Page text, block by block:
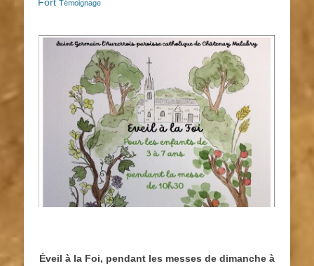
Témoignage
Éveil à la Foi, pendant les messes de dimanche à